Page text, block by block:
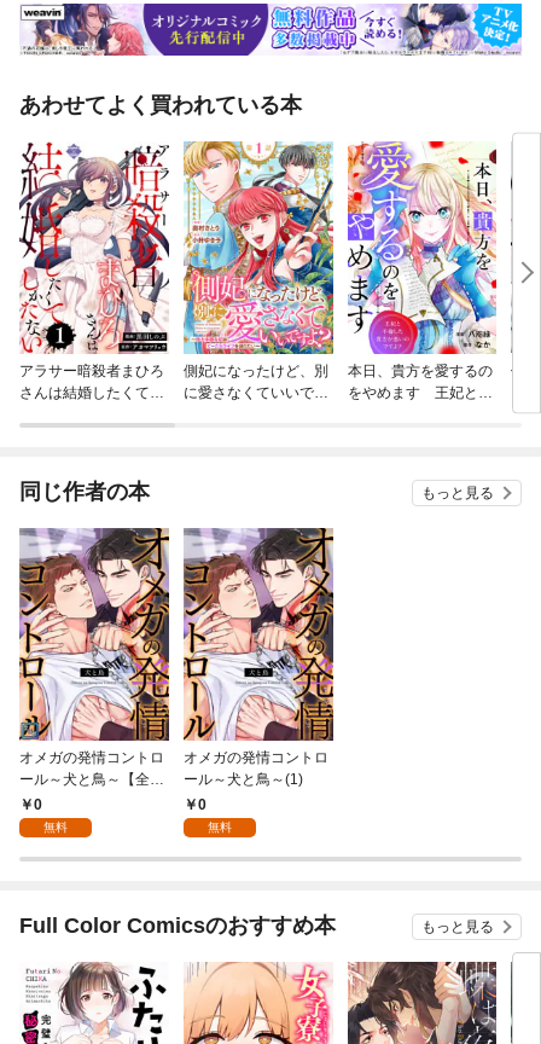
あわせてよく買われている本
アラサー暗殺者まひろ
さんは結婚したくてし
側妃になったけど、別
に愛さなくていいです
本日、貴方を愛するの
をやめます 王妃と不
僕
同じ作者の本 もっと見る
オメガの発情コントロ
ール～犬と鳥～【全年
齢版】(1)
0
無料
オメガの発情コントロ
ール～犬と鳥～(1)
0
無料
Full Color Comicsのおすすめ本 もっと見る